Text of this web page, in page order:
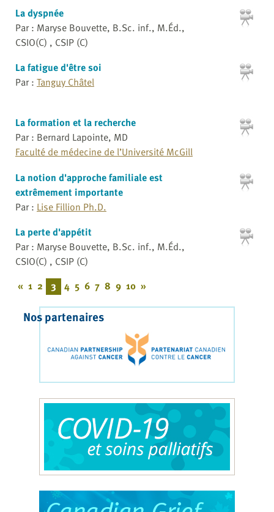
La dyspnée
Par : Maryse Bouvette, B.Sc. inf., M.Éd.,
CSIO(C) , CSIP (C)
La fatigue d'être soi
Par : Tanguy Châtel
La formation et la recherche
Par : Bernard Lapointe, MD
Faculté de médecine de l’Université McGill
La notion d'approche familiale est
extrêmement importante
Par : Lise Fillion Ph.D.
La perte d'appétit
Par : Maryse Bouvette, B.Sc. inf., M.Éd.,
CSIO(C) , CSIP (C)
« 1 2 3 4 5 6 7 8 9 10 »
Nos partenaires